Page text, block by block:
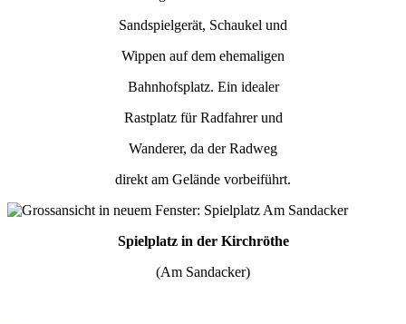
Sandspielgerät, Schaukel und
Wippen auf dem ehemaligen
Bahnhofsplatz. Ein idealer
Rastplatz für Radfahrer und
Wanderer, da der Radweg
direkt am Gelände vorbeiführt.
Spielplatz in der Kirchröthe
(Am Sandacker)